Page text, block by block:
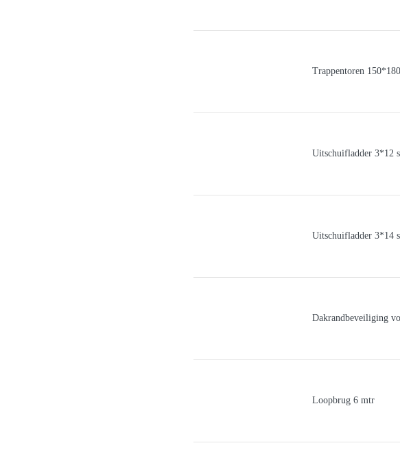
Trappentoren
Uitschuifladder 3*12
Uitschuifladder 3*14
Dakrandbeveiliging
Loopbrug 6 mtr